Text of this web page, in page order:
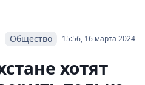
15:56, 16 марта 2024
Общество
хотят